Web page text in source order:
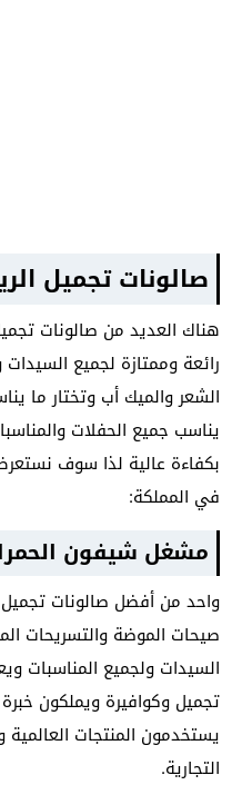
صالونات تجميل
هناك العديد من صالونات
رائعة وممتازة لجميع
الشعر والميك أب وتختار ما
يناسب جميع الحفلات
بكفاءة عالية لذا سوف
في المملكة:
مشغل شيفون
واحد من أفضل صالونات تجميل
صيحات الموضة والتسريحات
تجميل وكوافيرة ويملكون
يستخدمون المنتجات
التجارية.